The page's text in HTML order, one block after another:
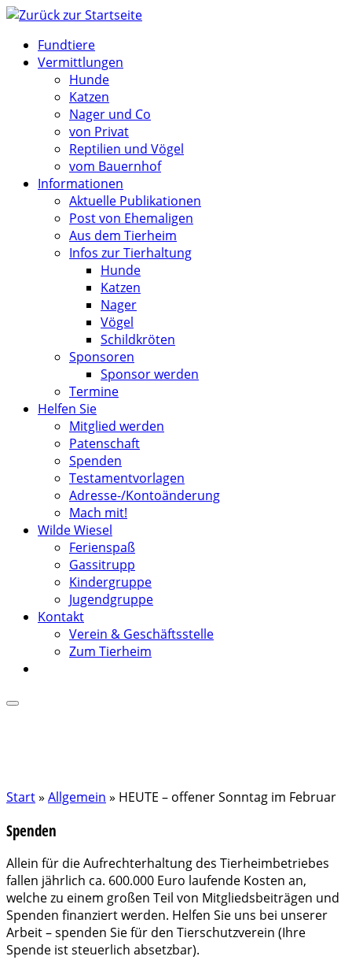
Zum
springenFundtiere
Vermittlungen
Hunde
Katzen
Nager und Co
von Privat
Reptilien und Vögel
vom Bauernhof
Informationen
Aktuelle Publikationen
Post von Ehemaligen
Aus dem Tierheim
Infos zur Tierhaltung
Hunde
Katzen
Nager
Vögel
Schildkröten
Sponsoren
Sponsor werden
Termine
Helfen Sie
Mitglied werden
Patenschaft
Spenden
Testamentvorlagen
Adresse-/Kontoänderung
Mach mit!
Wilde Wiesel
Ferienspaß
Gassitrupp
Kindergruppe
Jugendgruppe
Kontakt
Verein & Geschäftsstelle
Zum Tierheim
Start» Allgemein » HEUTE – offener Sonntag im Februar
Spenden
Allein für die Aufrechterhaltung des Tierheimbetriebes
fallen jährlich ca. 600.000 Euro laufende Kosten an,
welche zu einem großen Teil von Mitgliedsbeiträgen und
Spenden finanziert werden. Helfen Sie uns bei unserer
Arbeit – spenden Sie für den Tierschutzverein (Ihre
Spende ist steuerlich absetzbar).